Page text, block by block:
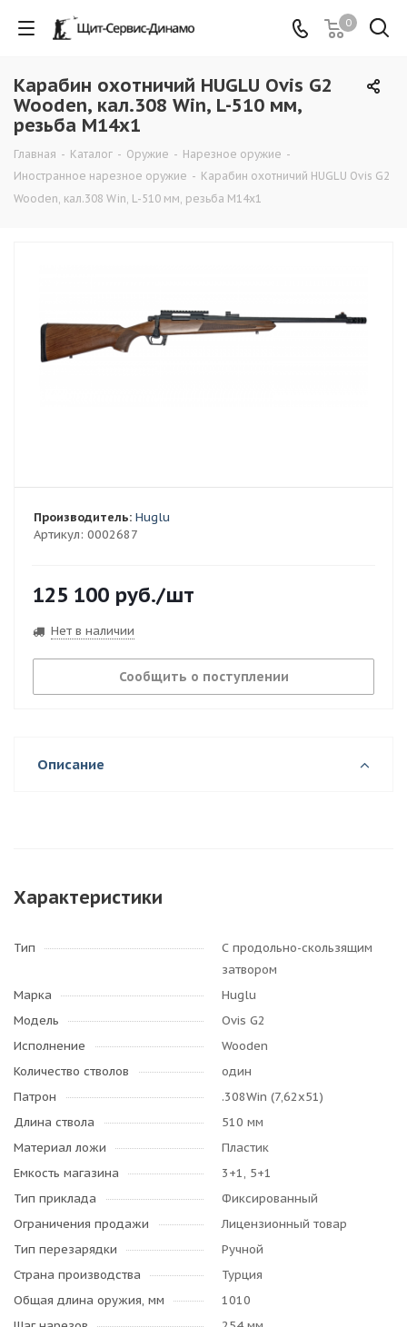
0
Карабин охотничий HUGLU Ovis G2
Wooden, кал.308 Win, L-510 мм,
резьба M14x1
Главная - Каталог - Оружие - Нарезное оружие -
Иностранное нарезное оружие - Карабин охотничий HUGLU Ovis G2
Wooden, кал.308 Win, L-510 мм, резьба M14x1
Артикул: 0002687
Производитель: Huglu
125 100 руб./шт
Нет в наличии
Сообщить о поступлении
Описание
Характеристики
Тип
С продольно-скользящим
затвором
Марка
Huglu
Модель
Ovis G2
Исполнение
Wooden
Количество стволов
один
Патрон
.308Win (7,62х51)
Длина ствола
510 мм
Материал ложи
Пластик
Емкость магазина
3+1, 5+1
Тип приклада
Фиксированный
Ограничения продажи
Лицензионный товар
Тип перезарядки
Ручной
Страна производства
Турция
Общая длина оружия, мм
1010